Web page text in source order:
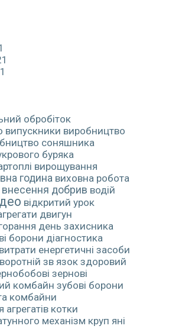
обробіток
випускники виробництво
соняшника
буряка
вирощування
година виховна робота
внесення добрив водій
відкритий урок
двигун
день захисника
борони діагностика
енергетичні засоби
зв язок здоровий
зернові
комбайн зубові борони
комбайни
котки
механізм круп яні